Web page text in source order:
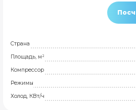
Страна
Площадь, м²
Компрессор
Режимы
Холод, КВт/ч